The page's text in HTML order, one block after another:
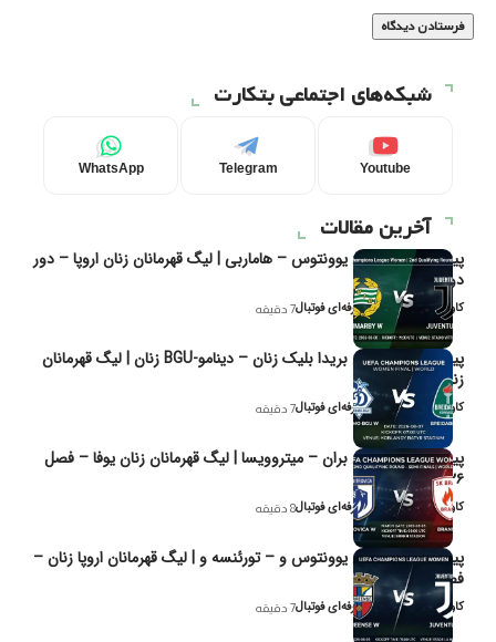
شبکه‌های اجتماعی بتکارت
Youtube
Telegram
WhatsApp
آخرین مقالات
پیش‌بینی و تحلیل یوونتوس – هاماربی | لیگ قهرمانان زنان اروپا – دور
دوم مرحله
کاوه نیک‌فر، تحلیل‌گر حرفه‌ای فوتبال7 دقیقه
پیش‌بینی و تحلیل بریدا بلیک زنان – دینامو-BGU زنان | لیگ قهرمانان
زنان یوفا
کاوه نیک‌فر، تحلیل‌گر حرفه‌ای فوتبال7 دقیقه
پیش‌بینی و تحلیل بران – میتروویسا | لیگ قهرمانان زنان یوفا – فصل
۲۰۲۶
کاوه نیک‌فر، تحلیل‌گر حرفه‌ای فوتبال8 دقیقه
پیش‌بینی و تحلیل یوونتوس و – تورئنسه و | لیگ قهرمانان اروپا زنان –
فصل ۲۰۲۶
کاوه نیک‌فر، تحلیل‌گر حرفه‌ای فوتبال7 دقیقه